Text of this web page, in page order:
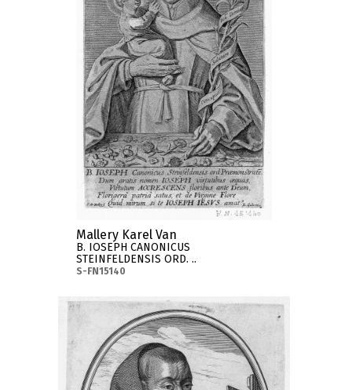
Mallery Karel Van
B. IOSEPH CANONICUS
STEINFELDENSIS ORD. ..
S-FN15140